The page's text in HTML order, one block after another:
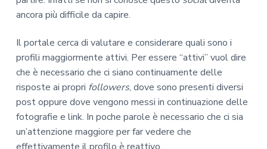
ancora più difficile da capire.
Il portale cerca di valutare e considerare quali sono i
profili maggiormente attivi. Per essere “attivi” vuol dire
che è necessario che ci siano continuamente delle
risposte ai propri followers, dove sono presenti diversi
post oppure dove vengono messi in continuazione delle
fotografie e link. In poche parole è necessario che ci sia
un’attenzione maggiore per far vedere che